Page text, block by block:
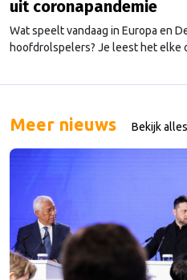
uit coronapandemie
Wat speelt vandaag in Europa en
hoofdrolspelers? Je leest het elke
Meer nieuws Bekijk alles